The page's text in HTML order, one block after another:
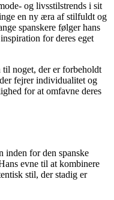
og livsstilstrends i sit
en ny æra af stilfuldt og
spanskere følger hans
for deres eget
noget, der er forbeholdt
fejrer individualitet og
for at omfavne deres
inden for den spanske
evne til at kombinere
stil, der stadig er